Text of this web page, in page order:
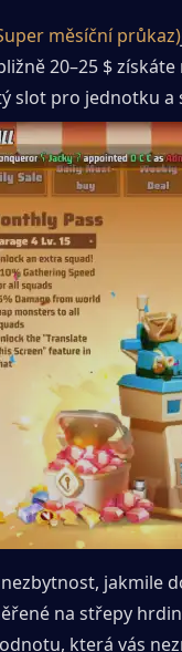
měsíční průkaz)
20–25 $
slot pro jednotku a
jakmile
na střepy
která vás